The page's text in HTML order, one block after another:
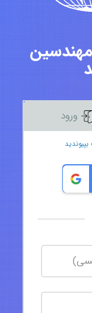
نفری مهندسین